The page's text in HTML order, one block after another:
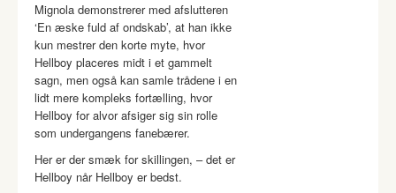
Mignola demonstrerer med afslutteren
‘En æske fuld af ondskab’, at han ikke
kun mestrer den korte myte, hvor
Hellboy placeres midt i et gammelt
sagn, men også kan samle trådene i en
lidt mere kompleks fortælling, hvor
Hellboy for alvor afsiger sig sin rolle
som undergangens fanebærer.
Her er der smæk for skillingen, – det er
Hellboy når Hellboy er bedst.